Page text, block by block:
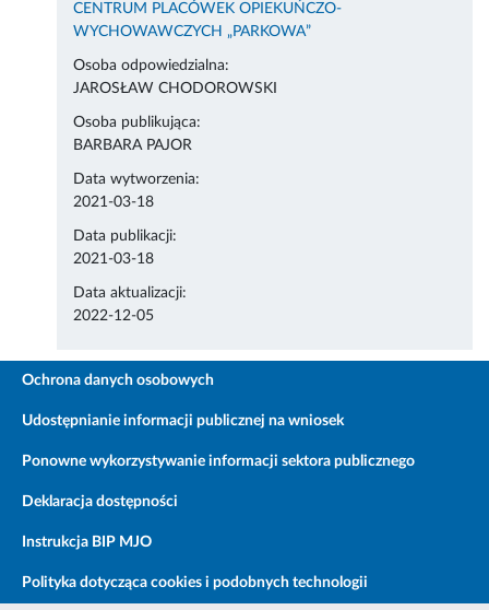
CENTRUM PLACÓWEK OPIEKUŃCZO-
WYCHOWAWCZYCH „PARKOWA”
Osoba odpowiedzialna:
JAROSŁAW CHODOROWSKI
Osoba publikująca:
BARBARA PAJOR
Data wytworzenia:
2021-03-18
Data publikacji:
2021-03-18
Data aktualizacji:
2022-12-05
Ochrona danych osobowych
Udostępnianie informacji publicznej na wniosek
Ponowne wykorzystywanie informacji sektora publicznego
Deklaracja dostępności
Instrukcja BIP MJO
Polityka dotycząca cookies i podobnych technologii